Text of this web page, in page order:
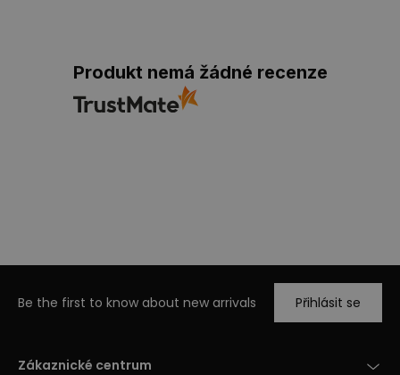
Produkt nemá žádné recenze
Be the first to know about new arrivals Přihlásit se
Zákaznické centrum